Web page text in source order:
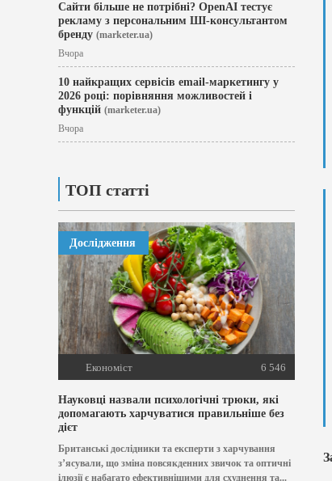
Сайти більше не потрібні? OpenAI тестує
рекламу з персональним ШІ-консультантом
бренду (marketer.ua)
Вчора
10 найкращих сервісів email-маркетингу у
2026 році: порівняння можливостей і
функцій (marketer.ua)
Вчора
ТОП статті
Дослідження
Економіст 6 546
Науковці назвали психологічні трюки, які
допомагають харчуватися правильніше без
дієт
Британські дослідники та експерти з харчування
з’ясували, що зміна повсякденних звичок та оптичні
ілюзії є набагато ефективнішими для схуднення та...